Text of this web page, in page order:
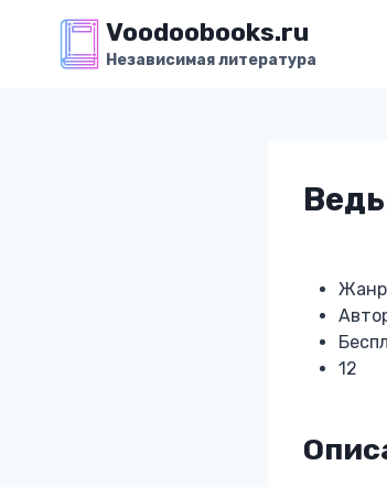
содержимому
Voodoobooks.ru
Независимая литература
12